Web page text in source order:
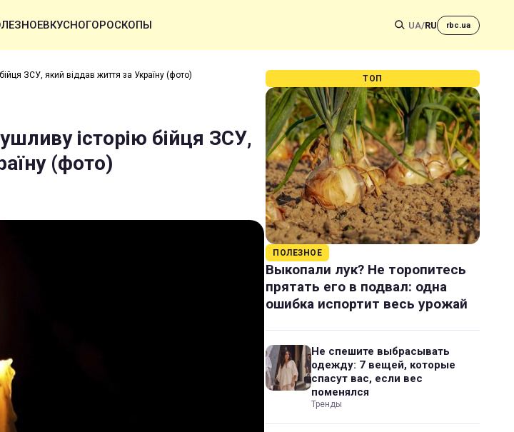
ВКУСНОГОРОСКОПЫ UA/RU rbc.ua
ЗСУ, який віддав життя за Україну (фото)
історію бійця ЗСУ,
(фото)
ТОП
ПОЛЕЗНОЕ
Выкопали лук? Не торопитесь
прятать его в подвал: одна
ошибка испортит весь урожай
Не спешите выбрасывать
одежду: 7 вещей, которые
спасут вас, если вес
поменялся
Тренды